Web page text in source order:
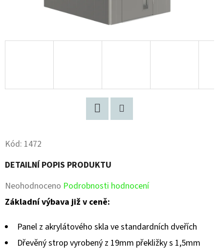
Kód: 1472
DETAILNÍ POPIS PRODUKTU
Průměrné
hodnocení
Neohodnoceno Podrobnosti hodnocení
Základní výbava již v ceně:
Panel z akrylátového skla ve standardních dveřích
Dřevěný strop vyrobený z 19mm překližky s 1,5mm